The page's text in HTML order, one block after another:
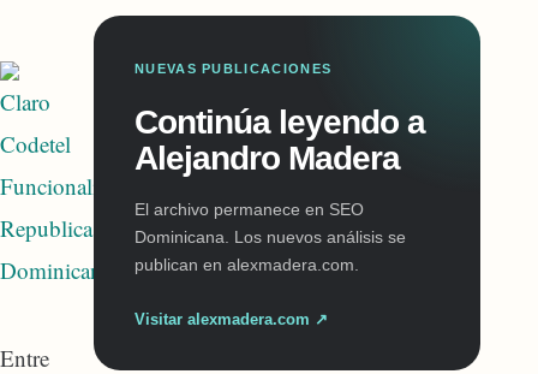
Entre
NUEVAS PUBLICACIONES
Continúa leyendo a
Alejandro Madera
El archivo permanece en SEO
Dominicana. Los nuevos análisis se
publican en alexmadera.com.
Visitar alexmadera.com ↗